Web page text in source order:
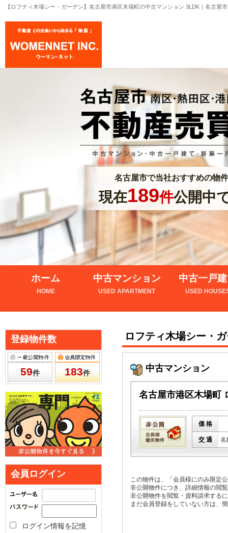
【ロフティ木場シー・ガーデン】名古屋市港区木場町の中古マンション 3LDK｜名古
名古屋市で当社おすすめの物
現在189件公開中
ホーム
HOME
中古マンション
USED APARTMENT
中古一戸
USED
ロフティ木場シー・
中古マンション
名古屋市港区木場町
価 格
交 通 名
この物件は、「会員様にのみ限定
非公開物件につき、詳細情報の閲
非公開物件を閲覧・資料請求する
まだ会員登録をしていない方は、
登録物件数
59件 183件
会員ログイン
ログイン情報を記憶